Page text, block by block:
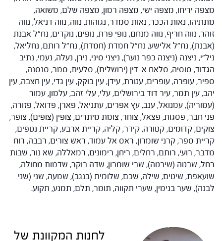
מצפה יריחו, מצפה ישי, מצפה רמון, מצפה שלם, משואה,
מתתיהו, נאות הככר, נאות סמדר, נגוהות, נווה, נווה דניאל, נווה
זוהר, נווה חריף, נווה מנחם, נופי פרת, נופים, נוקדים, נח"ל אבנת
(אבנת), נח"ל אלישע, נח"ל חמדת (חמדת), נח"ל רותם, נחליאל,
ניל"י, ניצנה (ניצנה כפר נוער), ניצני סיני, נירן, נעלה, נעמי, נתיב
הגדוד, סוסיה, סלאח א-דין (ירושלים), סלעית, סמר, סנסנה,
ספיר, עופרה, עופרים, עטרת, עידן, עין בוקק, עין גדי, עין חצבה, עין
יהב, עין תמר, עיר דוד בירושלים, עלי, עלי זהב, עלמון, עמור
(עמוריה), עמנואל, ענב, עץ אפרים, עתניאל, פארן, פדואל, פזורה,
פני חבר, פסגות, פצאל, צוחר, צומת מיתרים, צופין (צופים), צופר,
צוקים, קדומים, קטורה, קידר, קליה, קריית ארבע, קריית נטפים,
קריית ספר, קרני שומרון, ראס אל עמוד, ראש צורים, רבבה, רוח
מדבר, רועי, רותם, רחלים, ריחן, רימונים, רמאללה, שא נור, שבות
רחל, שבטה (שיבטה), שבי שומרון, שדה בוקר, שדמות מחולה,
שועאפת, שיטים, שילה, שכם, שלומית (בנגב), שמעה, שני (שני
לבנה), שער בנימין, שערי תקווה, תומר, תלם, תמנע, תקוע.
לחנות המקוונת של